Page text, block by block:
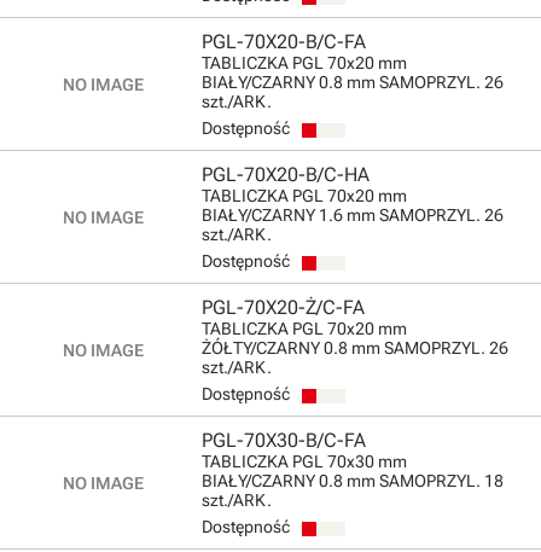
PGL-70X20-B/C-FA
TABLICZKA PGL 70x20 mm
BIAŁY/CZARNY 0.8 mm SAMOPRZYL. 26
szt./ARK.
Dostępność
PGL-70X20-B/C-HA
TABLICZKA PGL 70x20 mm
BIAŁY/CZARNY 1.6 mm SAMOPRZYL. 26
szt./ARK.
Dostępność
PGL-70X20-Ż/C-FA
TABLICZKA PGL 70x20 mm
ŻÓŁTY/CZARNY 0.8 mm SAMOPRZYL. 26
szt./ARK.
Dostępność
PGL-70X30-B/C-FA
TABLICZKA PGL 70x30 mm
BIAŁY/CZARNY 0.8 mm SAMOPRZYL. 18
szt./ARK.
Dostępność